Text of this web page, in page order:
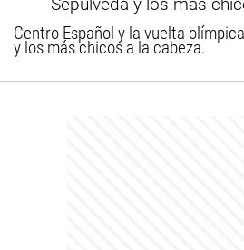
Centro Español y la vuelta
y los más chicos a la cabeza.